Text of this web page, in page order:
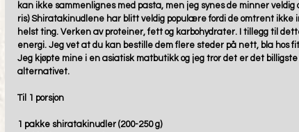
kan ikke sammenlignes med pasta, men jeg synes de minner veldig
ris) Shiratakinudlene har blitt veldig populære fordi de omtrent ikke
helst ting. Verken av proteiner, fett og karbohydrater. I tillegg til
energi. Jeg vet at du kan bestille dem flere steder på nett, bla hos
Jeg kjøpte mine i en asiatisk matbutikk og jeg tror det er det
alternativet.
Til 1 porsjon
1 pakke shiratakinudler (200-250 g)